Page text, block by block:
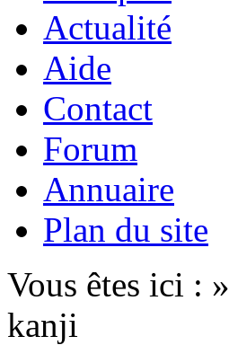
Actualité
Aide
Contact
Forum
Annuaire
Plan du site
Vous êtes ici : »
kanji